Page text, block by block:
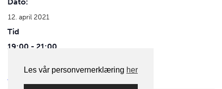
Les vår personvernerklæring her
12. april 2021
Tid
19:00 - 21:00